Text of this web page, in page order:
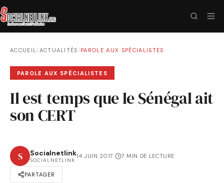
ACCUEIL/ACTUALITÉS /PAROLE AUX SPÉCIALISTES
PAROLE AUX SPÉCIALISTES
Il est temps que le Sénégal ait
son CERT
S Socialnetlink
SOCIALNETLINK
14 JUIN 2017· 7 MIN DE LECTURE
PARTAGER